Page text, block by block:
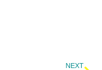
NEXT